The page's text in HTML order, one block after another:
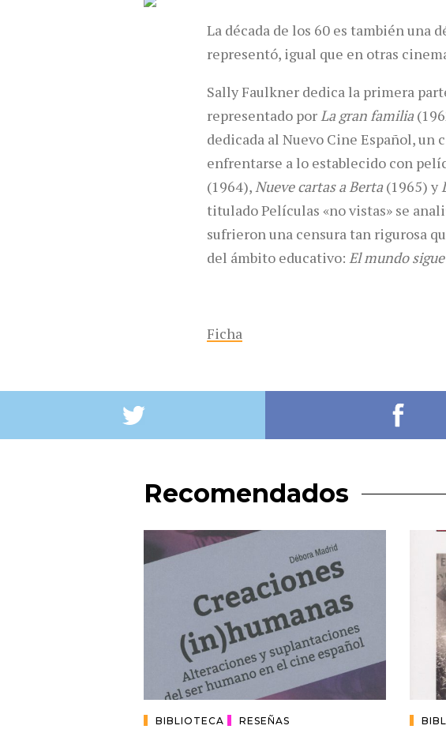
La década de los 60 es también
representó, igual que en otras
Sally Faulkner dedica la primera
representado porLa gran familia
dedicada al Nuevo Cine Español,
enfrentarse a lo establecido con
(1964),Nueve cartas a Berta(1965) y
titulado Películas «no vistas» se
sufrieron una censura tan rigurosa
del ámbito educativo: El mundo sigue
Ficha
Recomendados
BIBLIOTECA RESEÑAS